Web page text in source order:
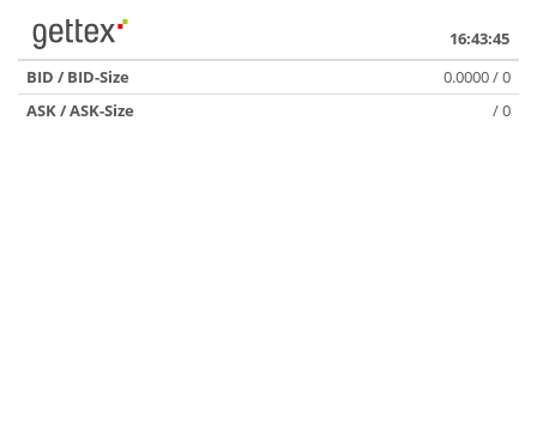
16:43:45
BID / BID-Size
0.0000 / 0
ASK / ASK-Size
/ 0